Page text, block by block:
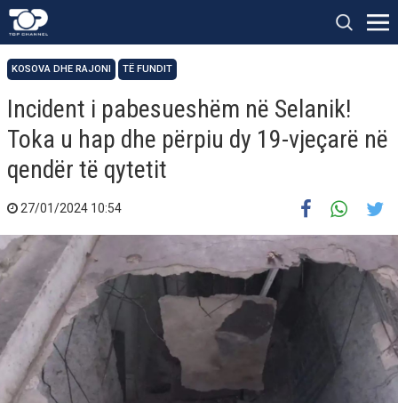
KOSOVA DHE RAJONI TË FUNDIT
Incident i pabesueshëm në Selanik!
Toka u hap dhe përpiu dy 19-vjeçarë në
qendër të qytetit
27/01/2024 10:54